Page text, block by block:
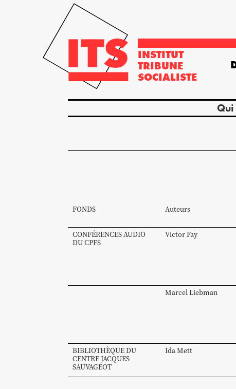
INSTITUT
TRIBUNE
SOCIALISTE
Qui
FONDS Auteurs
CONFÉRENCES AUDIO
DU CPFS
VictorFay
MarcelLiebman
BIBLIOTHÈQUE DU
CENTRE JACQUES
SAUVAGEOT
IdaMett